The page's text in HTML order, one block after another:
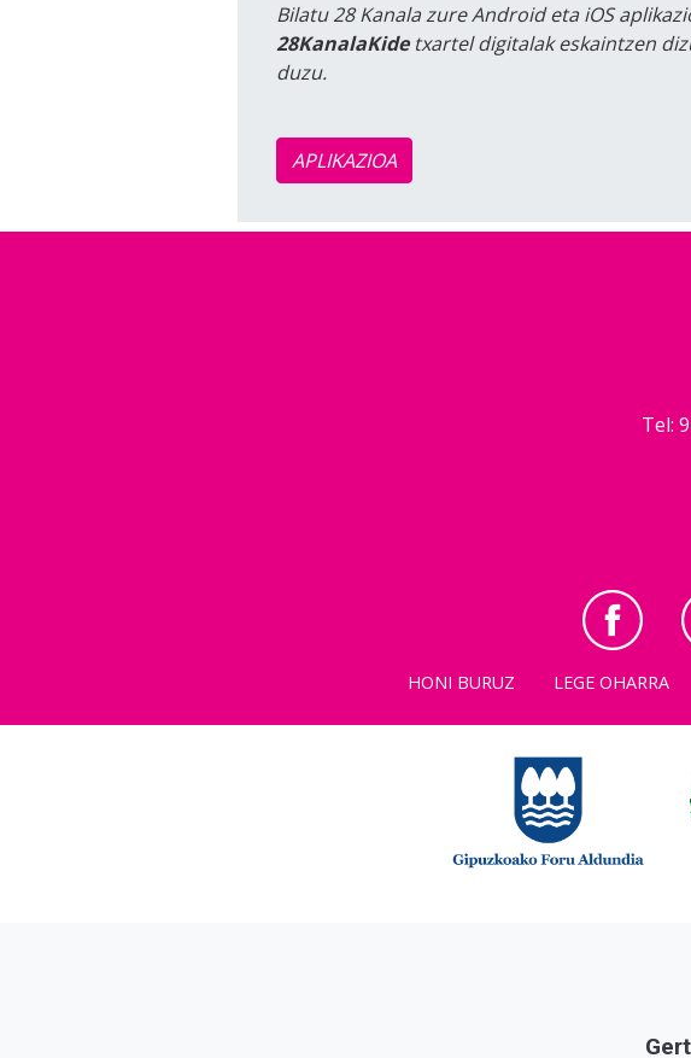
Bilatu 28 Kanala zure Android eta iOS
28KanalaKidetxartel digitalak eskaintzen
duzu.
APLIKAZIOA
Tel:
HONI BURUZ LEGE OHARRA